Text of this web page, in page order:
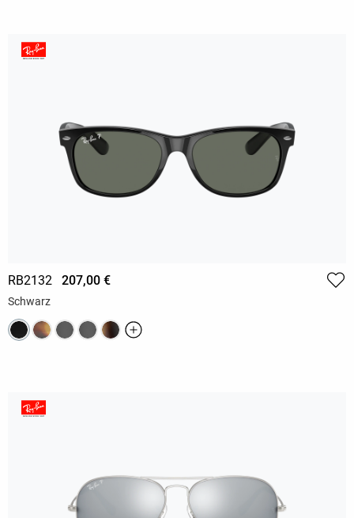
RB2132 207,00 €
Schwarz